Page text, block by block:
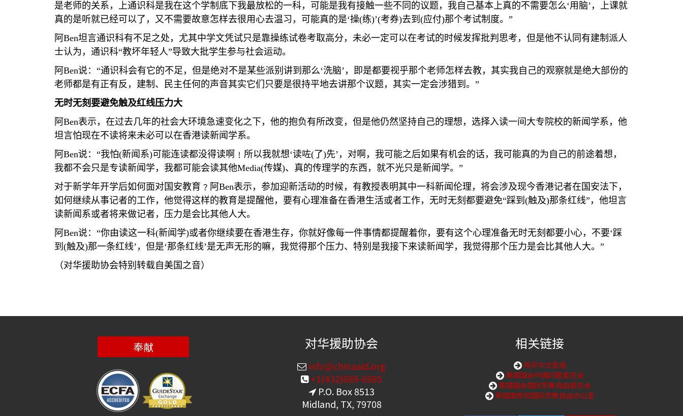
是老师的关系，上通识科是我在这个学制底下我最放松的一科，可能是我有接触一些不同的议题，我自己基本上真的不需要怎么‘用脑’，上课就
真的是听就已经可以了，又不需要故意怎样去很用心去温习，可能真的是‘操(练)’(考券)去到 (应付)那个考试制度。”
阿 Ben坦言通识科有不足之处，尤其中学文凭试只是靠操练试卷考取高分，未必一定可以在考试的时候发挥批判思考，但是他不认同有建制派人
士认为，通识科“教坏年轻人”导致大批学生参与社会运动。
阿 Ben说：“通识科会有它的不足，但是绝对不是某些派别讲到那么‘洗脑’，即是都要视乎那个老师怎样去教，其实我自己的观察就是绝大部份的
老师都是有正有反，建制、民主任何的声音其实它们只要是很持平地去讲那个议题，其实一定会涉猎到。”
无时无刻要避免触及红线压力大
阿 Ben表示，在过去几年的社会大环境急速变化之下，他的抱负有所改变，但是他仍然坚持自己的理想，选择入读一间大专院校的新闻学系，他
坦言怕现在不读将来未必可以在香港读新闻学系。
阿 Ben说：“我怕(新闻系)可能连读都没得读啊﹗所以我就想‘读咗( 了)先’，对啊，我可能之后如果有机会的话，我可能真的为自己的前途着想，
我都不会只是专读新闻学，我都可能会读其他Media(传媒)、真的传理学的东西，就不光只是新闻学。”
对于新学年开学后如何面对国安教育﹖阿 Ben表示，参加迎新活动的时候，有教授表明其中一科新闻伦理，将会涉及现今香港记者在国安法下，
如何继续从事记者的工作，他觉得这样的教育是提醒他，要有心理准备在香港生活或者工作，无时无刻都要避免“踩到 (触及)那条红线”，他坦言
读新闻系或者将来做记者，压力是会比其他人大。
阿 Ben说：“你由读这一科(新闻学)或者你继续要在香港生存，你就好像每一件事情都提醒着你，要有这个心理准备无时无刻都要小心，不要‘踩
到 (触及)那一条红线’，但是‘那条红线’是无声无形的嘛，我觉得那个压力、特别是我接下来读新闻学，我觉得那个压力是会比其他人大。”
（对华援助协会特别转载自美国之音）
奉献 对华援助协会
info@chinaaid.org
+1(432)689-6985
P.O. Box 8513
Midland, TX, 79708
相关链接
购买中文圣经
美国国会中国问题委员会
美国国会国际宗教自由委员会
美国国务院国际宗教自由办公室